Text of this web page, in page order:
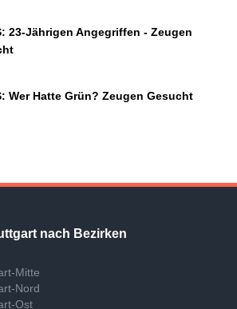
23-Jährigen Angegriffen - Zeugen
Wer Hatte Grün? Zeugen Gesucht
nach Bezirken
Mitte
Nord
Ost